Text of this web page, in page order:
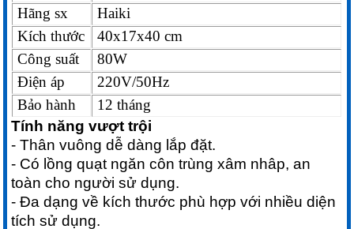
Hãng sx
Haiki
Kích thước
40x17x40 cm
Công suất
80W
Điện áp
220V/50Hz
Bảo hành
12 tháng
Tính năng vượt trội
- Thân vuông dễ dàng lắp đặt.
- Có lồng quạt ngăn côn trùng xâm nhâp, an
toàn cho người sử dụng.
- Đa dạng về kích thước phù hợp với nhiều diện
tích sử dụng.